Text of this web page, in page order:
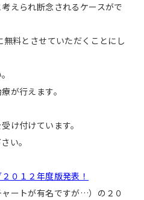
えられ断念されるケースがで
無料とさせていただくことにし
が行えます。
け付けています。
い。
０１２年度版発表！
ートが有名ですが…）の２０